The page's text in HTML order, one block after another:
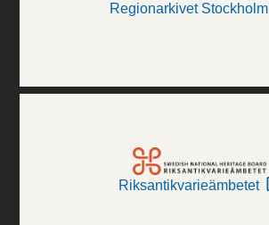
Regionarkivet Stockholm
Riksantikvarieämbetet